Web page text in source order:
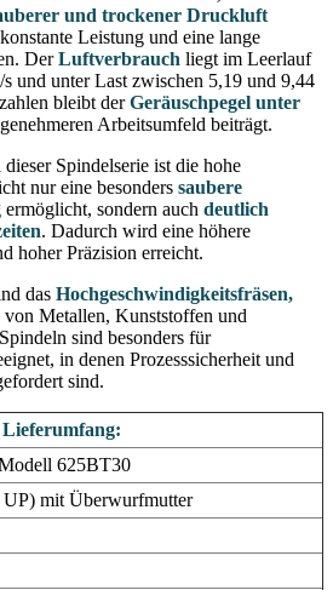
und trockener Druckluft
Leistung und eine lange
DerLuftverbrauch liegt im Leerlauf
und unter Last zwischen 5,19 und 9,44
bleibt derGeräuschpegel unter
Arbeitsumfeld beiträgt.
Spindelserie ist die hohe
nur eine besonders saubere
ermöglicht, sondern auch deutlich
. Dadurch wird eine höhere
hoher Präzision erreicht.
das Hochgeschwindigkeitsfräsen,
von Metallen, Kunststoffen und
sind besonders für
in denen Prozesssicherheit und
sind.
Lieferumfang:
625BT30
UP) mit Überwurfmutter